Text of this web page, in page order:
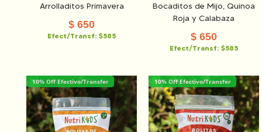
Arrolladitos Primavera
$ 650
Efect/Transf: $585
Bocaditos de Mijo, Quinoa
Roja y Calabaza
$ 650
Efect/Transf: $585
10% Off Efectivo/Transfer 10% Off Efectivo/Transfer